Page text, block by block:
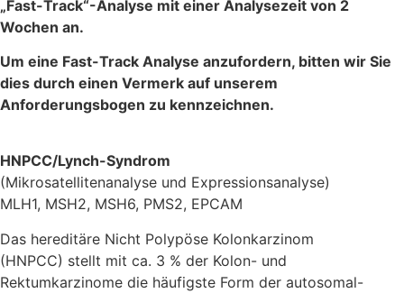
„Fast-Track“-Analyse mit einer Analysezeit von 2
Wochen an.
Um eine Fast-Track Analyse anzufordern, bitten wir Sie
dies durch einen Vermerk auf unserem
Anforderungsbogen zu kennzeichnen.
HNPCC/Lynch-Syndrom
(Mikrosatellitenanalyse und Expressionsanalyse)
MLH1, MSH2, MSH6, PMS2, EPCAM
Das hereditäre Nicht Polypöse Kolonkarzinom
(HNPCC) stellt mit ca. 3 % der Kolon- und
Rektumkarzinome die häufigste Form der autosomal-